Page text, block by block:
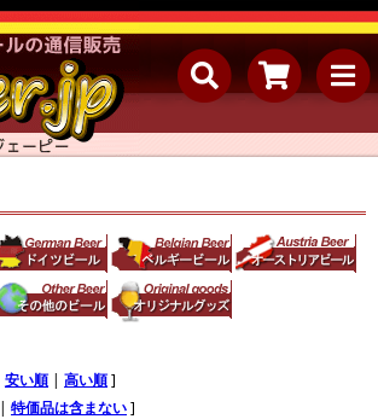
安い順 | 高い順]
| 特価品は含まない]